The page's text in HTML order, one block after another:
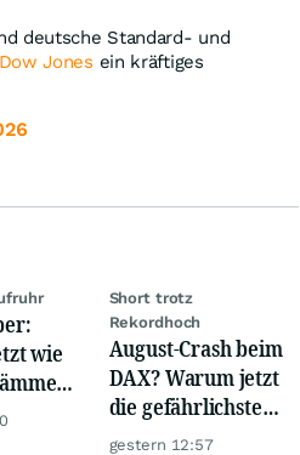
deutsche Standard- und
Dow Jones ein kräftiges
wie
vor
Short trotz
Rekordhoch
August-Crash beim
DAX? Warum jetzt
die gefährlichste
Phase beginnt
gestern 12:57